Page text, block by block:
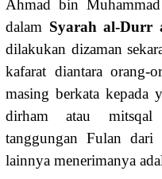
Ahmad bin
dalam Syarah al-Durr
dilakukan dizaman
kafarat diantara orang-
masing berkata kepada
dirham atau
tanggungan Fulan dari
lainnya menerimanya